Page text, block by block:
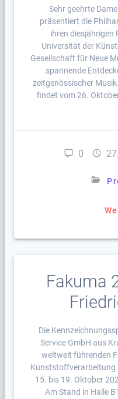
Sehr geehrte
präsentiert die
ihren diesjährigen
Universität der
Gesellschaft für Neue
spannende
zeitgenössischer
findet vom 26.
0
Fakuma
Die
Service GmbH aus
weltweit führenden
Kunststoffverarbeitung
15. bis 19. Oktober
Am Stand in Halle